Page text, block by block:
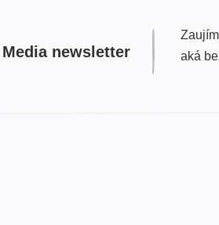
newsletter
aká